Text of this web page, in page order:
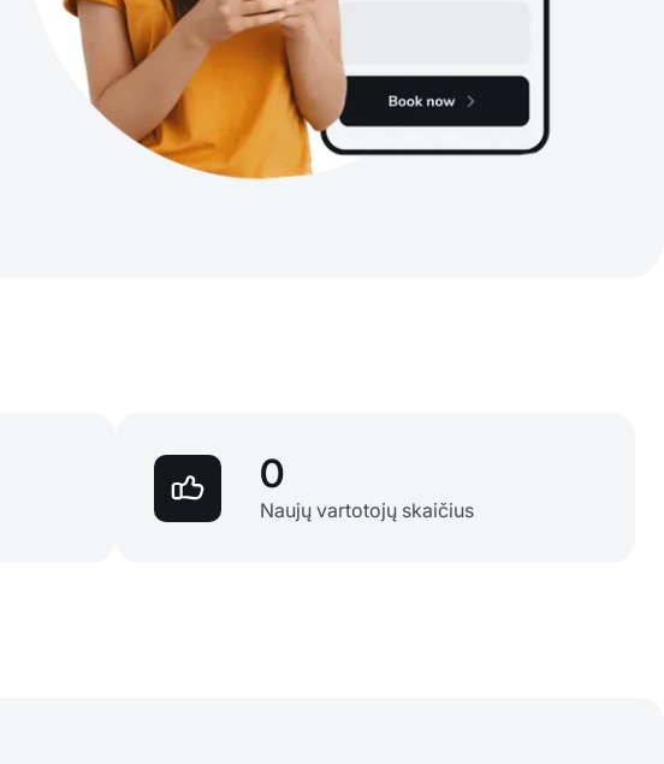
0
Naujų vartotojų skaičius